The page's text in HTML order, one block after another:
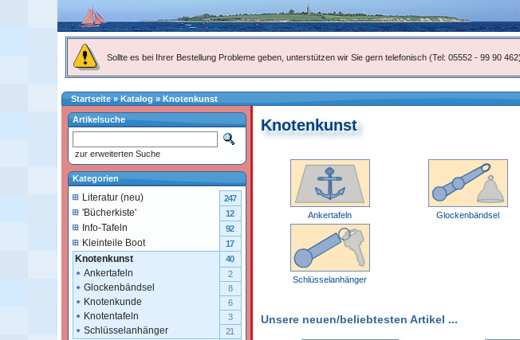
Sollte es bei Ihrer Bestellung Probleme geben, unterstützen wir Sie gern telefonisch (Tel: 05552 - 99 90 462).
Startseite»Katalog » Knotenkunst
Knotenkunst
Ankertafeln Glockenbändsel
Schlüsselanhänger
Unsere neuen/beliebtesten Artikel ...
Artikelsuche
zur erweiterten Suche
Kategorien
Literatur (neu) 247
'Bücherkiste' 12
Info-Tafeln 92
Kleinteile Boot 17
Knotenkunst 40
Ankertafeln 2
Glockenbändsel 8
Knotenkunde 6
Knotentafeln 3
Schlüsselanhänger 21